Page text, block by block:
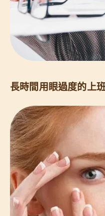
長時間用眼過度的上